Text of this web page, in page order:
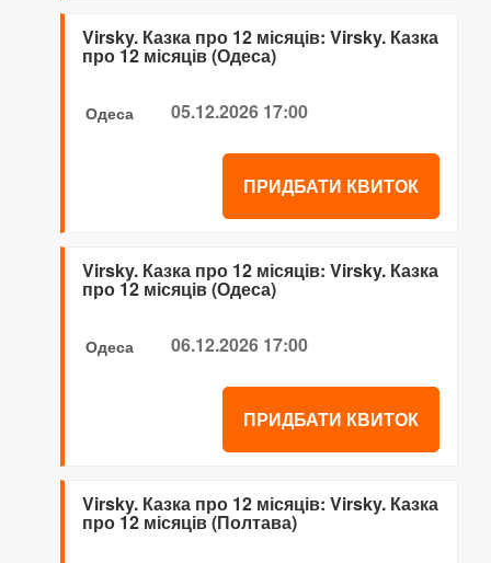
Virsky. Казка про 12 місяців: Virsky. Казка
про 12 місяців (Одеса)
Одеса 05.12.2026 17:00
ПРИДБАТИ КВИТОК
Virsky. Казка про 12 місяців: Virsky. Казка
про 12 місяців (Одеса)
Одеса 06.12.2026 17:00
ПРИДБАТИ КВИТОК
Virsky. Казка про 12 місяців: Virsky. Казка
про 12 місяців (Полтава)